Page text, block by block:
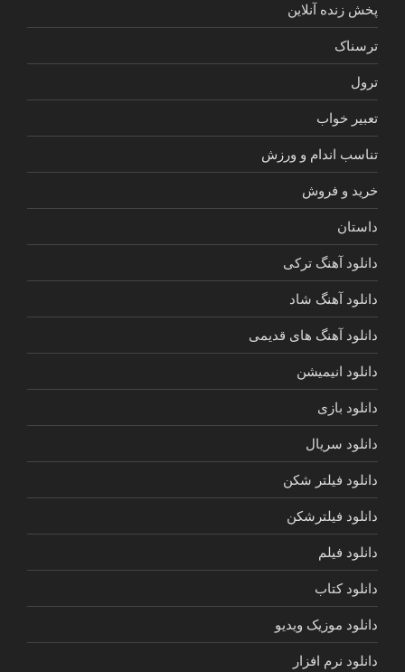
پخش زنده آنلاین
ترسناک
ترول
تعبیر خواب
تناسب اندام و ورزش
خرید و فروش
داستان
دانلود آهنگ ترکی
دانلود آهنگ شاد
دانلود آهنگ های قدیمی
دانلود انیمیشن
دانلود بازی
دانلود سریال
دانلود فیلتر شکن
دانلود فیلترشکن
دانلود فیلم
دانلود کتاب
دانلود موزیک ویدیو
دانلود نرم افزار